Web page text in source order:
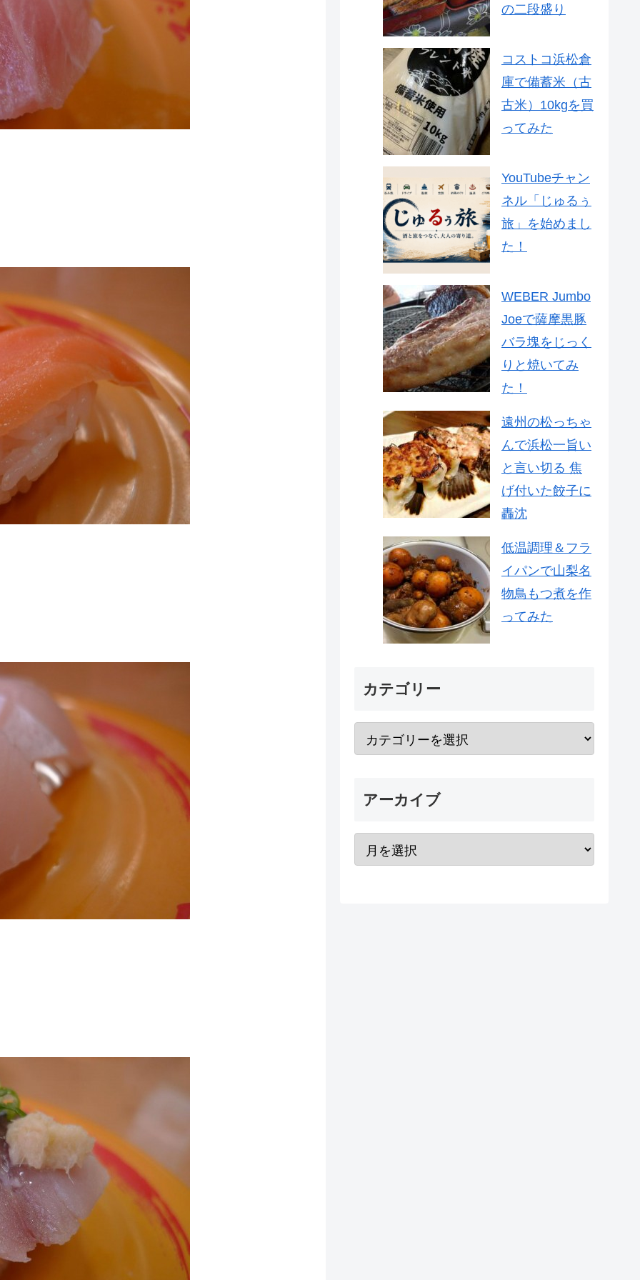
の二段盛り
コストコ浜松倉
庫で備蓄米（古
古米）10kgを買
ってみた
YouTubeチャン
ネル「じゅるぅ
旅」を始めまし
た！
WEBER Jumbo
Joeで薩摩黒豚
バラ塊をじっく
りと焼いてみ
た！
遠州の松っちゃ
んで浜松一旨い
と言い切る 焦
げ付いた餃子に
轟沈
低温調理＆フラ
イパンで山梨名
物鳥もつ煮を作
ってみた
カテゴリー
アーカイブ